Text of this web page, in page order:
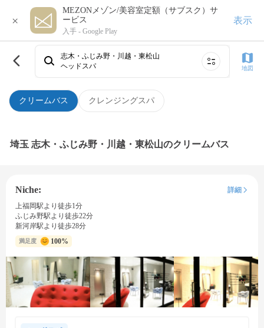
×
MEZONメゾン/美容室定額（サブスク）サ
ービス
入手 - Google Play
表示
クリームバス クレンジングスパ
志木・ふじみ野・川越・東松山
ヘッドスパ
地図
埼玉 志木・ふじみ野・川越・東松山のクリームバス
Niche:
詳細
上福岡駅より徒歩1分
ふじみ野駅より徒歩22分
新河岸駅より徒歩28分
満足度 100%